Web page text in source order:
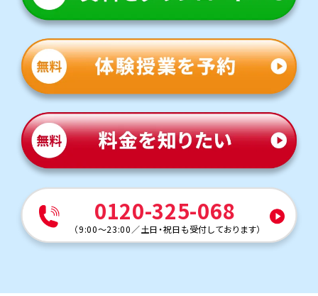
0120-325-068
（9:00～23:00 ／土日・祝日も受付しております）